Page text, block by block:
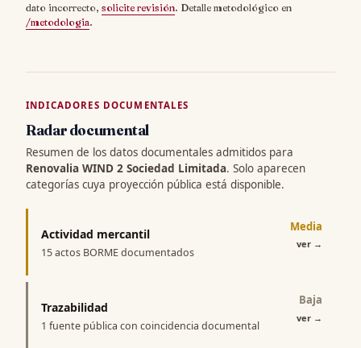
dato incorrecto, solicite revisión. Detalle metodológico en
/metodologia.
INDICADORES DOCUMENTALES
Radar documental
Resumen de los datos documentales admitidos para
Renovalia WIND 2 Sociedad Limitada. Solo aparecen
categorías cuya proyección pública está disponible.
Actividad mercantil
15 actos BORME documentados
Media
ver →
Trazabilidad
1 fuente pública con coincidencia documental
Baja
ver →